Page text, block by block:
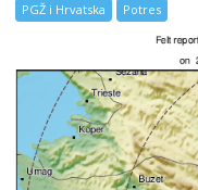
PGŽ i Hrvatska Potres